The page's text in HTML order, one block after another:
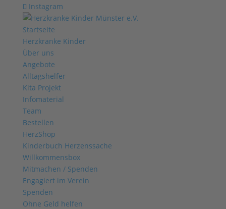
Instagram
Startseite
Herzkranke Kinder
Über uns
Angebote
Alltagshelfer
Kita Projekt
Infomaterial
Team
Bestellen
HerzShop
Kinderbuch Herzenssache
Willkommensbox
Mitmachen / Spenden
Engagiert im Verein
Spenden
Ohne Geld helfen